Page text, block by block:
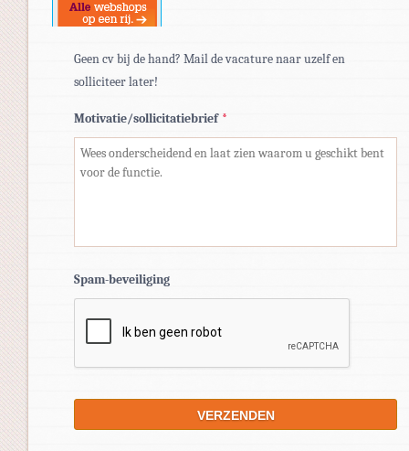
Geen cv bij de hand? Mail de vacature naar uzelf en
solliciteer later!
Motivatie/sollicitatiebrief *
Spam-beveiliging